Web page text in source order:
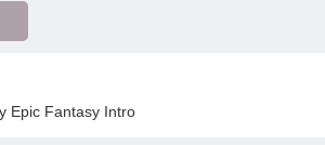
Epic Fantasy Intro